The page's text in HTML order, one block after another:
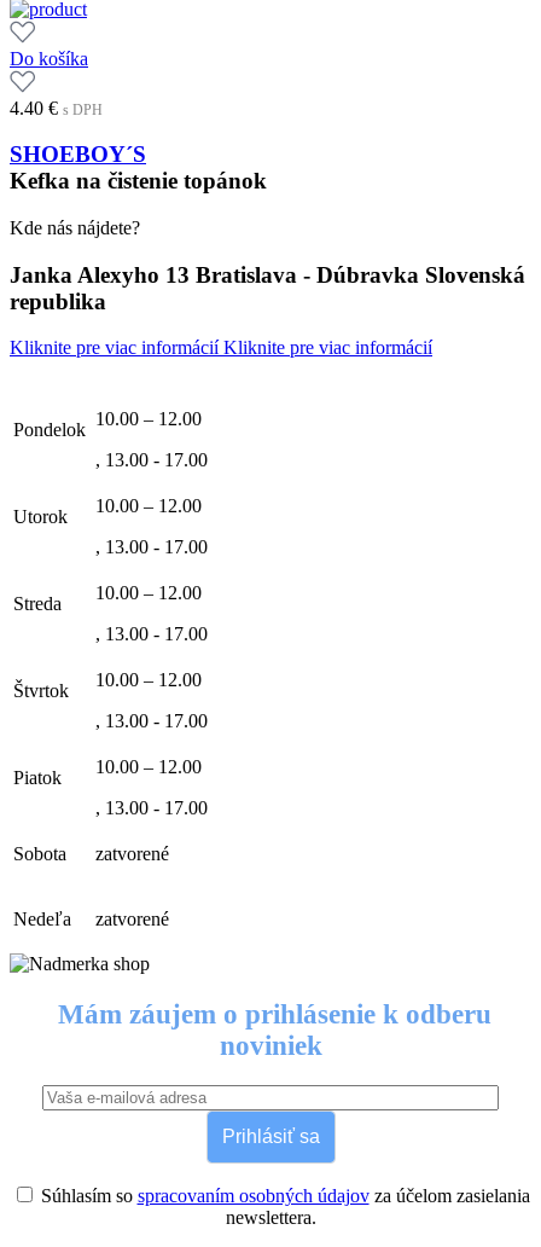
Do košíka
4.40 € s DPH
SHOEBOY´S
Kefka na čistenie topánok
Kde nás nájdete?
Janka Alexyho 13 Bratislava - Dúbravka Slovenská
republika
Kliknite pre viac informáciíKliknite pre viac informácií
Pondelok
10.00 – 12.00
, 13.00 - 17.00
Utorok
10.00 – 12.00
, 13.00 - 17.00
Streda
10.00 – 12.00
, 13.00 - 17.00
Štvrtok
10.00 – 12.00
, 13.00 - 17.00
Piatok
10.00 – 12.00
, 13.00 - 17.00
Sobota zatvorené
Nedeľa zatvorené
Mám záujem o prihlásenie k odberu
noviniek
Prihlásiť sa
Súhlasím so spracovaním osobných údajovza účelom zasielania
newslettera.